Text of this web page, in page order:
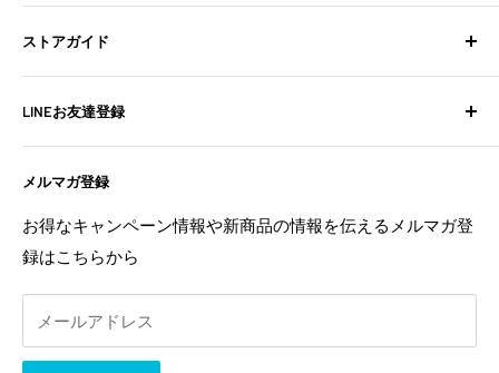
検索
BixpyJetとは
BIXPY JETインストールガイド
フォトギャラリー
よくある質問
お問い合わせ
利用規約
返金ポリシー
ストアガイド
よくある質問
お問い合わせ
配送ポリシー
特定商取引法に基づく表記
返金ポリシー
プライバシーポリシー
利用規約
事業者様へ
相互リンク
メルマガ登録
お得なキャンペーン情報や新商品の情報を伝えるメルマガ登
録はこちらから
メールアドレス
LINEお友達登録